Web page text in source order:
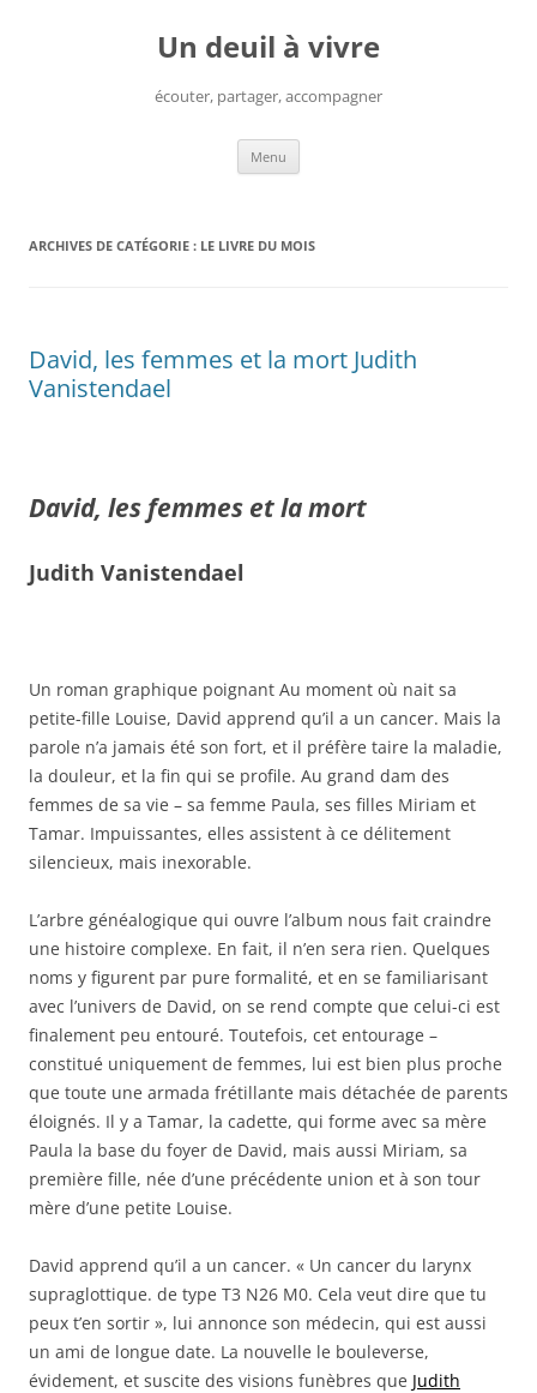
Un deuil à vivre
écouter, partager, accompagner
Menu
ARCHIVES DE CATÉGORIE : LE LIVRE DU MOIS
David, les femmes et la mort Judith
Vanistendael
David, les femmes et la mort
Judith Vanistendael
Un roman graphique poignant Au moment où nait sa
petite-fille Louise, David apprend qu’il a un cancer. Mais la
parole n’a jamais été son fort, et il préfère taire la maladie,
la douleur, et la fin qui se profile. Au grand dam des
femmes de sa vie – sa femme Paula, ses filles Miriam et
Tamar. Impuissantes, elles assistent à ce délitement
silencieux, mais inexorable.
L’arbre généalogique qui ouvre l’album nous fait craindre
une histoire complexe. En fait, il n’en sera rien. Quelques
noms y figurent par pure formalité, et en se familiarisant
avec l’univers de David, on se rend compte que celui-ci est
finalement peu entouré. Toutefois, cet entourage –
constitué uniquement de femmes, lui est bien plus proche
que toute une armada frétillante mais détachée de parents
éloignés. Il y a Tamar, la cadette, qui forme avec sa mère
Paula la base du foyer de David, mais aussi Miriam, sa
première fille, née d’une précédente union et à son tour
mère d’une petite Louise.
David apprend qu’il a un cancer. « Un cancer du larynx
supraglottique. de type T3 N26 M0. Cela veut dire que tu
peux t’en sortir », lui annonce son médecin, qui est aussi
un ami de longue date. La nouvelle le bouleverse,
évidement, et suscite des visions funèbres que Judith